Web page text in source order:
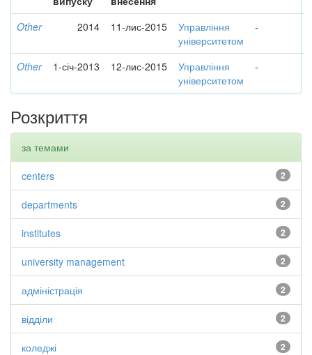
Other 2014 11-лис-2015
Управління
університетом
-
Other 1-січ-2013 12-лис-2015
Управління
університетом
-
Розкриття
за темами
2
centers
2
departments
2
institutes
2
university management
2
адміністрація
2
відділи
2
коледжі